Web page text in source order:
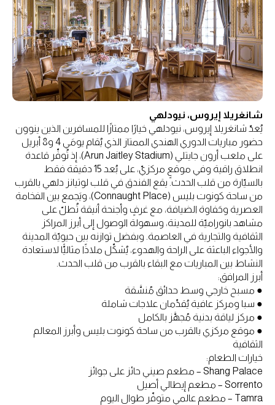
شانغريلا إيروس، نيودلهي
يُعدّ شانغريلا إيروس، نيودلهي خيارًا ممتازًا للمسافرين الذين ينوون
حضور مباريات الدوري الهندي الممتاز الذي يُقام يومَي 4 و8 أبريل
على ملعب أرون جايتلي (Arun Jaitley Stadium)، إذ تُوفِّر قاعدة
انطلاق راقية وفي موقعٍ مركزيّ، على بُعد 15 دقيقة فقط
بالسيّارة من قلب الحدث. يقع الفندق في قلب لوتيانز دلهي بالقرب
من ساحة كونوت بليس (Connaught Place)، ويَجمع بين الفخامة
العصرية وحَفاوة الضيافة، مع غرفٍ وأجنحة أنيقة تُطلّ على
مشاهد بانوراميّة للمدينة، وسهولة الوصول إلى أبرز المراكز
الثقافية والتجارية في العاصمة. وبفضل توازنه بين حيويّة المدينة
والأجواء الباعثة على الراحة والهدوء، يُشكِّل ملاذًا مثاليًّا لاستعادة
النشاط بين المباريات مع البقاء بالقرب من قلب الحدث.
أبرز المرافق:
● مسبح خارجي وسط حدائق مُنسَّقة
● سبا ومركز عافية يُقدِّمان علاجات شاملة
● مركز لياقة بدنية مُجهَّز بالكامل
● موقع مركزي بالقرب من ساحة كونوت بليس وأبرز المعالم
الثقافية
خيارات الطعام:
Shang Palace – مطعم صيني حائز على جوائز
Sorrento – مطعم إيطالي أصيل
Tamra – مطعم عالمي متوفّر طوال اليوم